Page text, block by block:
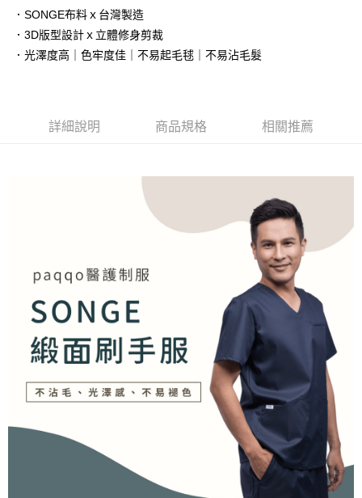
Apple Pay
街口支付
相關說明
２．便利：只要手機號碼，簡訊認證，即可結帳。
３．安心：先確認商品／服務後，再付款。
１．於結帳方式選擇「AFTEE先享後付」後，將跳轉至「AFTEE先享後付」
結帳頁面，進行簡訊認證並確認金額後，即可完成結帳。
２．訂單成立數日內，您將收到繳費通知簡訊。
３．收到繳費通知簡訊後14天內，點擊此簡訊中的連結，可透過四大超商／
ATM／網路銀行／等多元方式進行付款，方視為交易完成。
※ 請注意：結帳手續完成當下不需立刻繳費，但若您需要取消訂單，請聯絡
購買商品的店家。未經商家同意取消之訂單仍視為有效，需透過AFTEE先享
後付繳納相關費用。
※ 交易是否成功請以「AFTEE先享後付 」之結帳頁面顯示為準，若有關於
是否繳費成功／繳費後需取消欲退款等相關疑問，請聯繫「AFTEE先享後付
客戶支援中心」https://netprotections.freshdesk.com/support/home
【注意事項】
１．透過由恩沛科技股份有限公司提供之「AFTEE先享後付」服務完成之交
易，需依本服務之必要範圍內提供個人資料，並將交易相關給付款項請求債
權轉讓予恩沛科技股份有限公司。
２．關於個人資料處理事宜，請瀏覽以下網址：
付款後全家取貨
7-11取貨付款
每筆NT$60，滿NT$2,000(含以上)免運費
每筆NT$60，滿NT$2,000(含以上)免運費
宅配
每筆NT$100，滿NT$2,000(含以上)免運費
查看運費
．SONGE布料ｘ台灣製造
．3D版型設計ｘ立體修身剪裁
．光澤度高｜色牢度佳｜不易起毛毬｜不易沾毛髮
詳細說明 商品規格 相關推薦